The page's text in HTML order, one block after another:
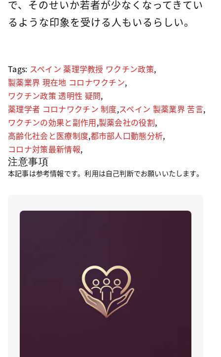
で、そのせいか若者が少なくなってきてい
るような印象を受ける人もいるらしい。
Tags: スペイン 薬理学教授 ワクチン政策,
製薬業界 現在地 コロナワクチン,
ワクチン政策 透明性 疑問,
薬理学者 コロナワクチン 制度,スペイン 製薬業界 苦言,
ワクチンの効果と副作用,製薬会社の役割,
高齢化社会と医療制度,都市部人口動態分析,
コロナ対策最新情報,
注意事項
本記事は参考情報です。利用は自己判断でお願いいたします。